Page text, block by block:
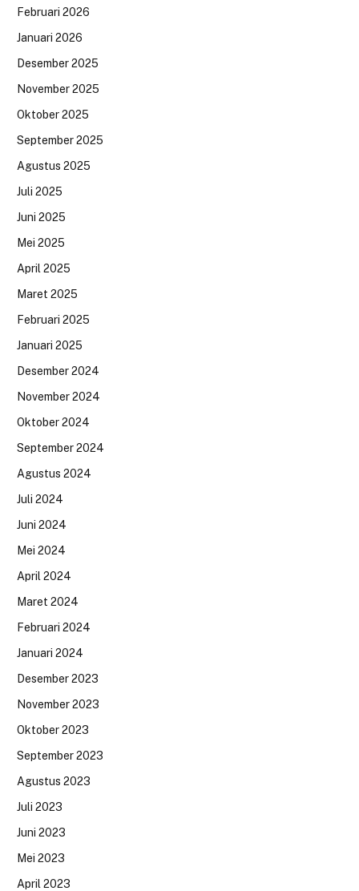
Februari 2026
Januari 2026
Desember 2025
November 2025
Oktober 2025
September 2025
Agustus 2025
Juli 2025
Juni 2025
Mei 2025
April 2025
Maret 2025
Februari 2025
Januari 2025
Desember 2024
November 2024
Oktober 2024
September 2024
Agustus 2024
Juli 2024
Juni 2024
Mei 2024
April 2024
Maret 2024
Februari 2024
Januari 2024
Desember 2023
November 2023
Oktober 2023
September 2023
Agustus 2023
Juli 2023
Juni 2023
Mei 2023
April 2023